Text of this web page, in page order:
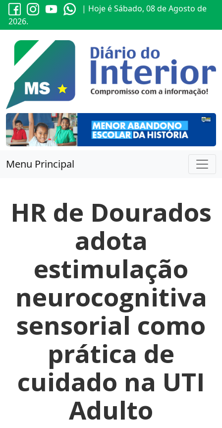
| Hoje é Sábado, 08 de Agosto de
2026.
Menu Principal
HR de Dourados
adota
estimulação
neurocognitiva
sensorial como
prática de
cuidado na UTI
Adulto